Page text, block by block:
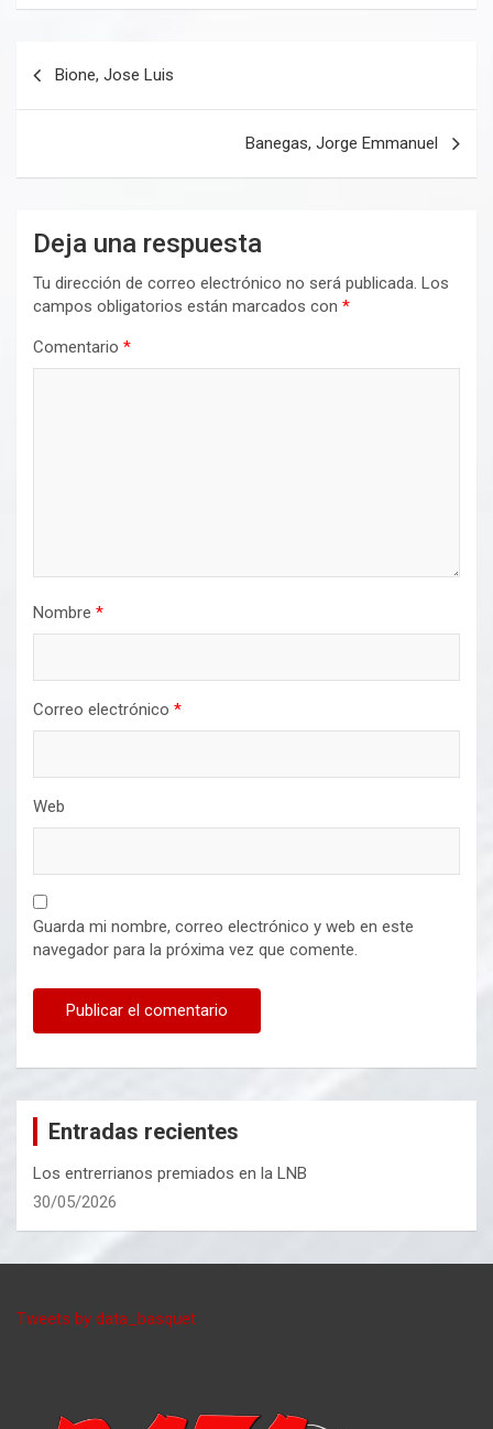
Bione, Jose Luis
Banegas, Jorge Emmanuel
Deja una respuesta
Tu dirección de correo electrónico no será publicada. Los
campos obligatorios están marcados con *
Comentario *
Nombre *
Correo electrónico *
Web
Guarda mi nombre, correo electrónico y web en este
navegador para la próxima vez que comente.
Entradas recientes
Los entrerrianos premiados en la LNB
30/05/2026
Tweets by data_basquet